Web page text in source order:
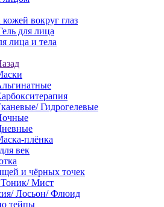
кожей вокруг глаз
для лица
лица и тела
Гидрогелевые
плёнка
век
и чёрных точек
Мист
Лосьон/ Флюид
тейпы